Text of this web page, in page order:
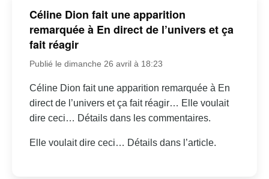
Céline Dion fait une apparition
remarquée à En direct de l’univers et ça
fait réagir
Publié le dimanche 26 avril à 18:23
Céline Dion fait une apparition remarquée à En
direct de l’univers et ça fait réagir… Elle voulait
dire ceci… Détails dans les commentaires.
Elle voulait dire ceci… Détails dans l’article.